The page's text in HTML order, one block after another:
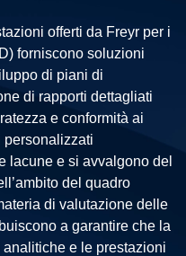
offerti da Freyr per i
forniscono soluzioni
di piani di
di rapporti dettagliati
e conformità ai
personalizzati
lacune e si avvalgono del
del quadro
di valutazione delle
a garantire che la
e le prestazioni